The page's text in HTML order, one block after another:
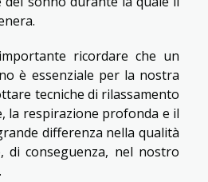
ricordare che un
è essenziale per la nostra
tecniche di rilassamento
la respirazione profonda e il
differenza nella qualità
di conseguenza, nel nostro